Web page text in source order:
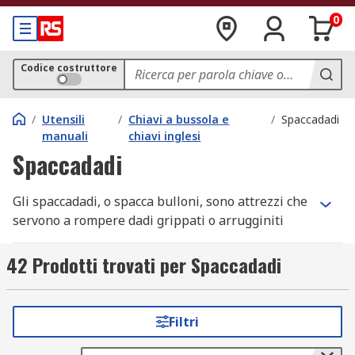
0
Codice costruttore
/ Utensili
manuali
/ Chiavi a bussola e
chiavi inglesi
/ Spaccadadi
Spaccadadi
Gli spaccadadi, o spacca bulloni, sono attrezzi che
servono a rompere dadi grippati o arrugginiti
Lo spaccadadi è quindi un utensile manuale
adatto all'uso con una chiave a cricchetto o
bussola.
42 Prodotti trovati per Spaccadadi
Filtri